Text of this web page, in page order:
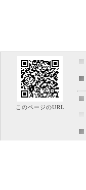
このページのURL